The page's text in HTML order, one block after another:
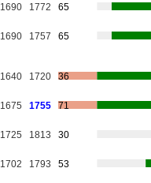
1690 1772 65
1690 1757 65
1640 1720 36
1675 1755 71
1725 1813 30
1702 1793 53